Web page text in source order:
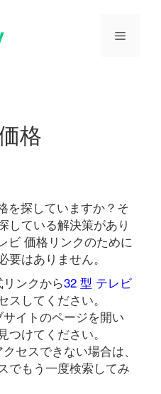
メ
格
を探していますか？そ
している解決策があり
ビ 価格リンクのために
はありません。
ンクから32 型 テレビ
スしてください。
イトのページを開い
けてください。
セスできない場合は、
でもう一度検索してみ